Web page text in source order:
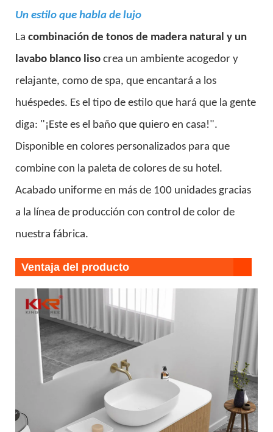
Un estilo que habla de lujo
La combinación de tonos de madera natural y un
lavabo blanco liso crea un ambiente acogedor y
relajante, como de spa, que encantará a los
huéspedes. Es el tipo de estilo que hará que la gente
diga: "¡Este es el baño que quiero en casa!".
Disponible en colores personalizados para que
combine con la paleta de colores de su hotel.
Acabado uniforme en más de 100 unidades gracias
a la línea de producción con control de color de
nuestra fábrica.
Ventaja del producto